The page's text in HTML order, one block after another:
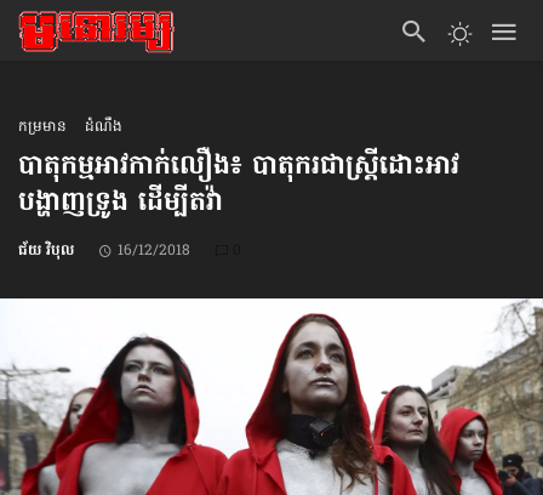
កម្រមាន ដំណឹង
បាតុកម្មអាវកាក់លឿង៖ បាតុករជាស្ត្រីដោះអាវ
បង្ហាញទ្រូង ដើម្បីតវ៉ា
ជ័យ វិបុល 16/12/2018